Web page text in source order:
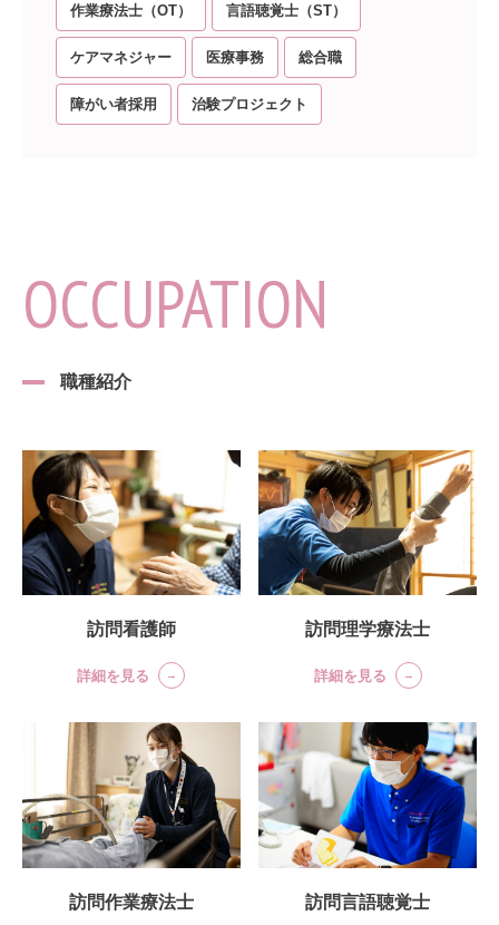
作業療法士（OT） 言語聴覚士（ST）
ケアマネジャー 医療事務 総合職
障がい者採用 治験プロジェクト
職種紹介
OCCUPATION
訪問看護師
詳細を見る
訪問理学療法士
詳細を見る
訪問作業療法士 訪問言語聴覚士